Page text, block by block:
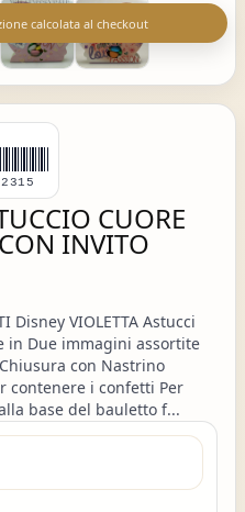
calcolata al checkout
CUORE
INVITO
VIOLETTA Astucci
in Due immagini assortite
con Nastrino
contenere i confetti Per
base del bauletto f...